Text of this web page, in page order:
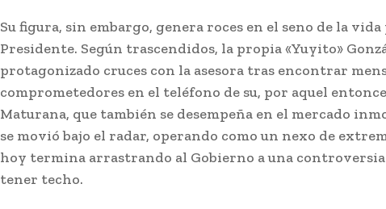
Su figura, sin embargo, genera roces en el seno de la
Presidente. Según trascendidos, la propia «Yuyito»
protagonizado cruces con la asesora tras encontrar
comprometedores en el teléfono de su, por aquel
Maturana, que también se desempeña en el mercado
se movió bajo el radar, operando como un nexo de
hoy termina arrastrando al Gobierno a una controversia
tener techo.